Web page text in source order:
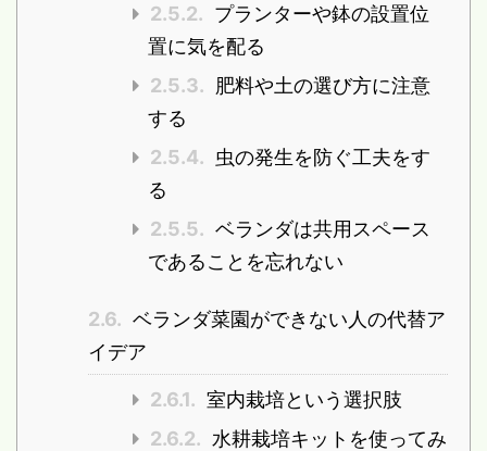
2.5.2. プランターや鉢の設置位
置に気を配る
2.5.3.
肥料や土の選び方に注意
する
2.5.4. 虫の発生を防ぐ工夫をす
る
2.5.5. ベランダは共用スペース
であることを忘れない
2.6. ベランダ菜園ができない人の代替ア
イデア
2.6.1. 室内栽培という選択肢
2.6.2. 水耕栽培キットを使ってみ